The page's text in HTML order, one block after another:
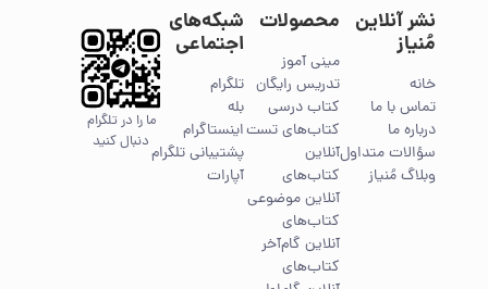
نشر آنلاین
مُنیاز
خانه
تماس با ما
درباره ما
سؤالات متداول
وبلاگ مُنیاز
محصولات
مینی آموز
تدریس رایگان
کتاب درسی
کتاب‌های تست
آنلاین
کتاب‌های
آنلاین موضوعی
کتاب‌های
آنلاین گام‌آخر
کتاب‌های
شبکه‌های
اجتماعی
تلگرام
بله
اینستاگرام
پشتیبانی تلگرام
آپارات
ما را در تلگرام
دنبال کنید